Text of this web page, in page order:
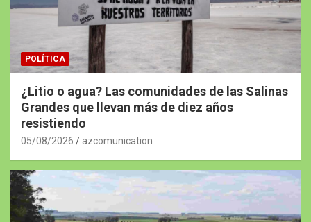
POLÍTICA
¿Litio o agua? Las comunidades de las Salinas
Grandes que llevan más de diez años
resistiendo
05/08/2026 azcomunication